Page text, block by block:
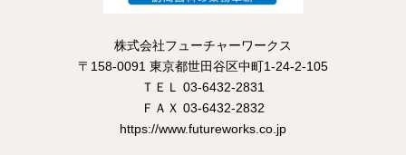
株式会社フューチャーワークス
〒158-0091 東京都世田谷区中町1-24-2-105
ＴＥＬ 03-6432-2831
ＦＡＸ 03-6432-2832
https://www.futureworks.co.jp